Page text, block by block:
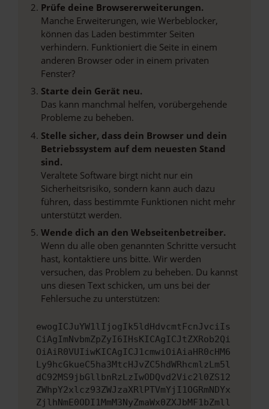
Prüfe deine Browsererweiterungen.
Manche Erweiterungen, wie Werbeblocker,
können das Laden bestimmter Seiten
verhindern. Funktioniert die Seite in einem
anderen Browser oder in einem privaten
Fenster?
Starte dein Gerät neu.
Das kann manchmal helfen, vorübergehende
Probleme zu beheben.
Stelle sicher, dass dein Browser und dein
Betriebssystem auf dem neuesten Stand
sind.
Veraltete Software birgt nicht nur ein
Sicherheitsrisiko, sondern kann auch dazu
führen, dass bestimmte Funktionen nicht mehr
unterstützt werden.
Wende dich an den Webseitenbetreiber.
Wenn du alle oben genannten Schritte versucht
hast, kontaktiere uns bitte. Wir werden
versuchen, das Problem zu beheben. Du kannst
uns diesen Text schicken, um uns bei der
Fehlersuche zu unterstützen:
ewogICJuYW1lIjogIk5ldHdvcmtFcnJvciIs
CiAgImNvbmZpZyI6IHsKICAgICJtZXRob2Qi
OiAiR0VUIiwKICAgICJ1cmwiOiAiaHR0cHM6
Ly9hcGkueC5ha3MtcHJvZC5hdWRhcmlzLm5l
dC92MS9jbGllbnRzLzIwODQvd2Vic2l0ZS12
ZWhpY2xlcz93ZWJzaXRlPTVmYjI1OGRmNDYx
ZjlhNmE0ODI1MmM3NyZmaWx0ZXJbMF1bZmll